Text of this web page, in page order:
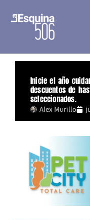
Inicie el año
descuentos de
seleccionados.
Alex Murillo